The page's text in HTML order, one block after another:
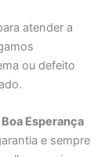
atender a
ou defeito
Esperança
e sempre